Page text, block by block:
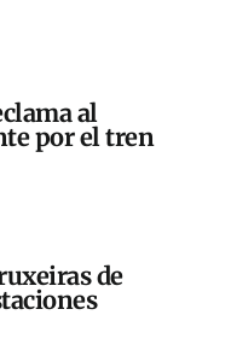
al
por el tren
de